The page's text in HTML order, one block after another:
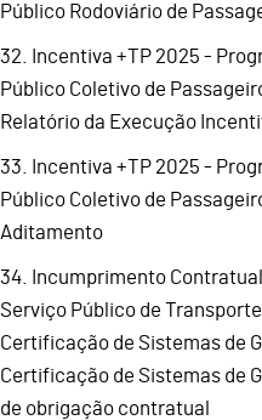
Público Rodoviário de
32. Incentiva +TP 2025 -
Público Coletivo de
Relatório da Execução
33. Incentiva +TP 2025 -
Público Coletivo de
Aditamento
34. Incumprimento
Serviço Público de
Certificação de Sistemas de
Certificação de Sistemas de
de obrigação contratual